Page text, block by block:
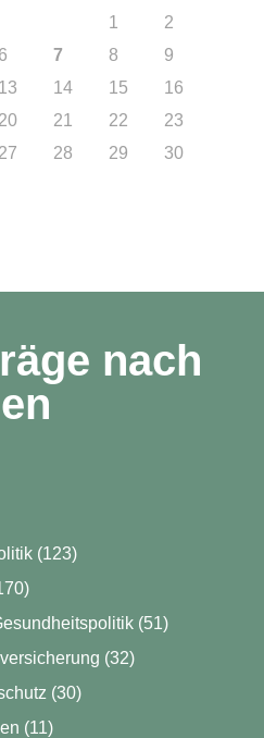
1
2
6 7 8
9
13 14 15
16
20 21 22
23
27 28 29
30
nach
(123)
(51)
(32)
(30)
(11)